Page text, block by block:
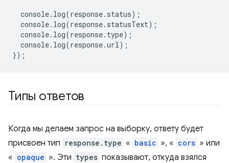
console. log(response. status);
console. log(response. statusText);
console. log(response. type);
console. log(response.url);
});
Типы ответов
Когда мы делаем запрос на выборку, ответу будет
присвоен тип response.type « basic », « cors » или
« opaque ». Эти types показывают, откуда взялся